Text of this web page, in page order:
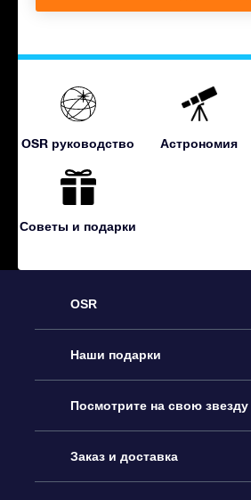
OSR руководство Астрономия
Советы и подарки
OSR
Обслуживание
Как с нами связаться
Блог
Наши подарки
Онлайн подарок Online Star Gift
Подарочный набор OSR
Посмотрите на свою звезду
Звездный реестр
Заказ и доставка